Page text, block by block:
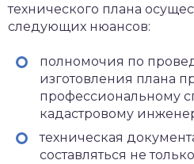
технического плана
следующих нюансов:
полномочия по
изготовления плана
профессиональному
кадастровому
техническая
составляться не